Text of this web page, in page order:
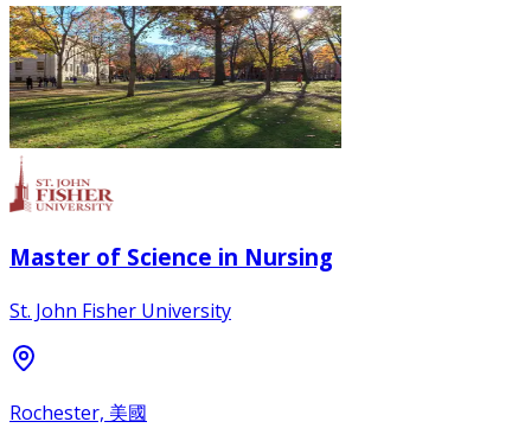
Master of Science in Nursing
St. John Fisher University
Rochester, 美國